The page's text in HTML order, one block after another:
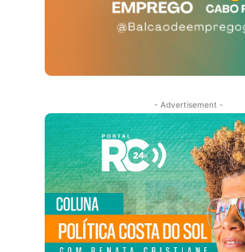
- Advertisement -